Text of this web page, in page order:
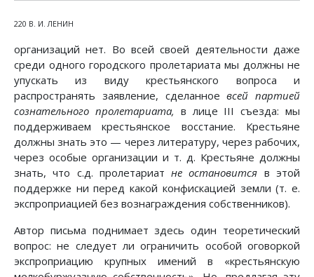
220 В. И. ЛЕНИН
организаций нет. Во всей своей деятельности даже
среди одного городского пролетариата мы должны не
упускать из виду крестьянского вопроса и
распространять заявление, сделанноевсей партией
сознательного пролетариата, в лице III съезда: мы
поддерживаем крестьянское восстание. Крестьяне
должны знать это — через литературу, через рабочих,
через особые организации и т. д. Крестьяне должны
знать, что с.д. пролетариатне остановится в этой
поддержке ни перед какой конфискацией земли (т. е.
экспроприацией без вознаграждения собственников).
Автор письма поднимает здесь один теоретический
вопрос: не следует ли ограничить особой оговоркой
экспроприацию крупных имений в «крестьянскую